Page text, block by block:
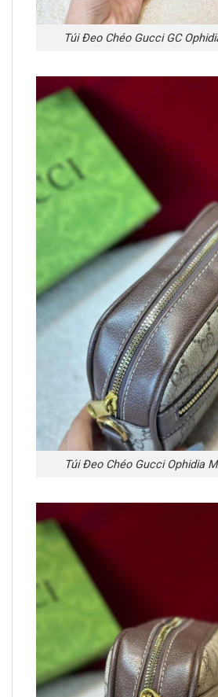
Túi Đeo Chéo Gucci GC
Túi Đeo Chéo Gucci Ophidia